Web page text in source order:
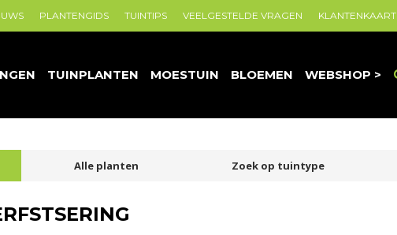
TUINPLANTEN MOESTUIN BLOEMEN WEBSHOP >
PLANTENGIDS TUINTIPS VEELGESTELDE VRAGEN KLANTENKAART
Alle planten Zoek op tuintype